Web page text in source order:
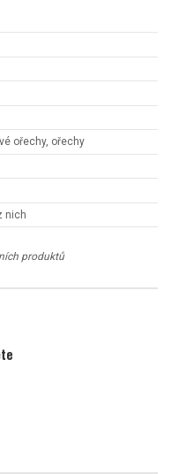
ořechy, ořechy
nich
produktů